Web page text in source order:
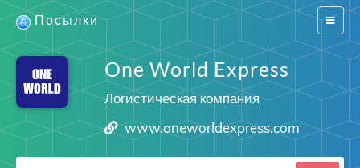
Switch
Посылки
One World Express
Логистическая компания
www.oneworldexpress.com